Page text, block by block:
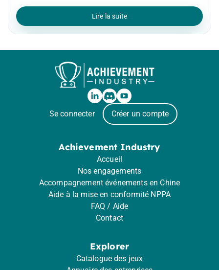
Lire la suite
Se connecter Créer un compte
Achievement Industry
Accueil
Nos engagements
Accompagnement événements en Chine
Aide à la mise en conformité NPPA
FAQ / Aide
Contact
Explorer
Catalogue des jeux